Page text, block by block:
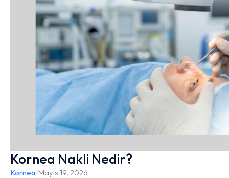
Kornea Nakli Nedir?
Kornea/Mayıs 19, 2026